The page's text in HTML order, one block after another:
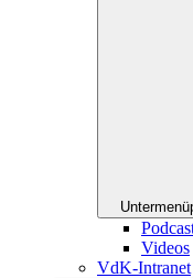
Videos
VdK-Intranet